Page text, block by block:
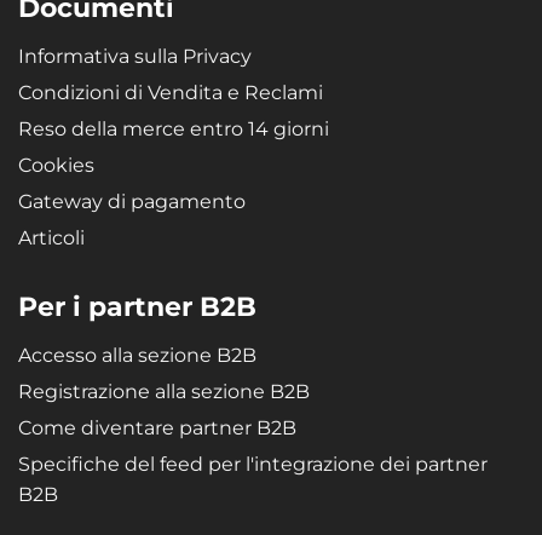
Materiale riciclabile, altamente resistente e di qualità - la gomma
assicura che la vasca ritorni alla forma originale dopo essere stata
piegata (ad es. durante lo stoccaggio).
Documenti
Informativa sulla Privacy
Condizioni di Vendita e Reclami
Reso della merce entro 14 giorni
Cookies
Gateway di pagamento
Articoli
Per i partner B2B
Accesso alla sezione B2B
Registrazione alla sezione B2B
Come diventare partner B2B
Specifiche del feed per l'integrazione dei partner
B2B